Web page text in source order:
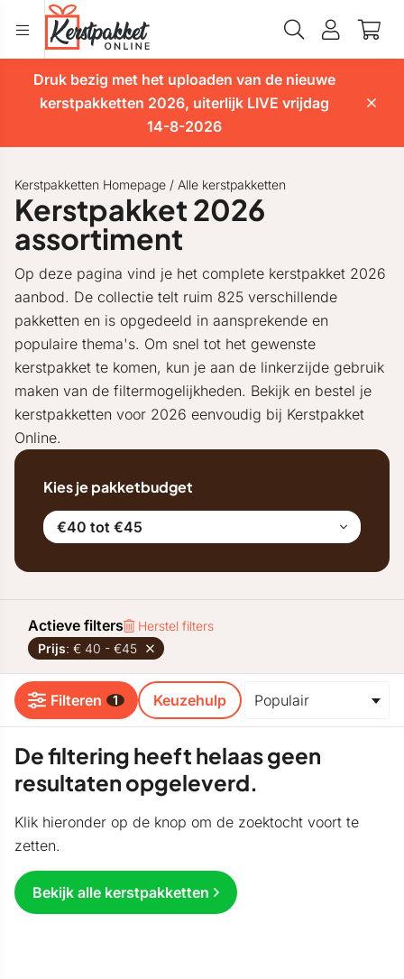
Druk bezig met het uploaden van de nieuwe
kerstpakketten 2026, uiterlijk LIVE vrijdag
14-8-2026
Kerstpakketten Homepage / Alle kerstpakketten
Kerstpakket 2026
assortiment
Op deze pagina vind je het complete kerstpakket 2026
aanbod. De collectie telt ruim 825 verschillende
pakketten en is opgedeeld in aansprekende en
populaire thema's. Om snel tot het gewenste
kerstpakket te komen, kun je aan de linkerzijde gebruik
maken van de filtermogelijkheden. Bekijk en bestel je
kerstpakketten voor 2026 eenvoudig bij Kerstpakket
Online.
Kies je pakketbudget
€40 tot €45
Actieve filters
Herstel filters
Prijs: € 40 - €45
Filteren 1 Keuzehulp
De filtering heeft helaas geen
resultaten opgeleverd.
Klik hieronder op de knop om de zoektocht voort te
zetten.
Bekijk alle kerstpakketten